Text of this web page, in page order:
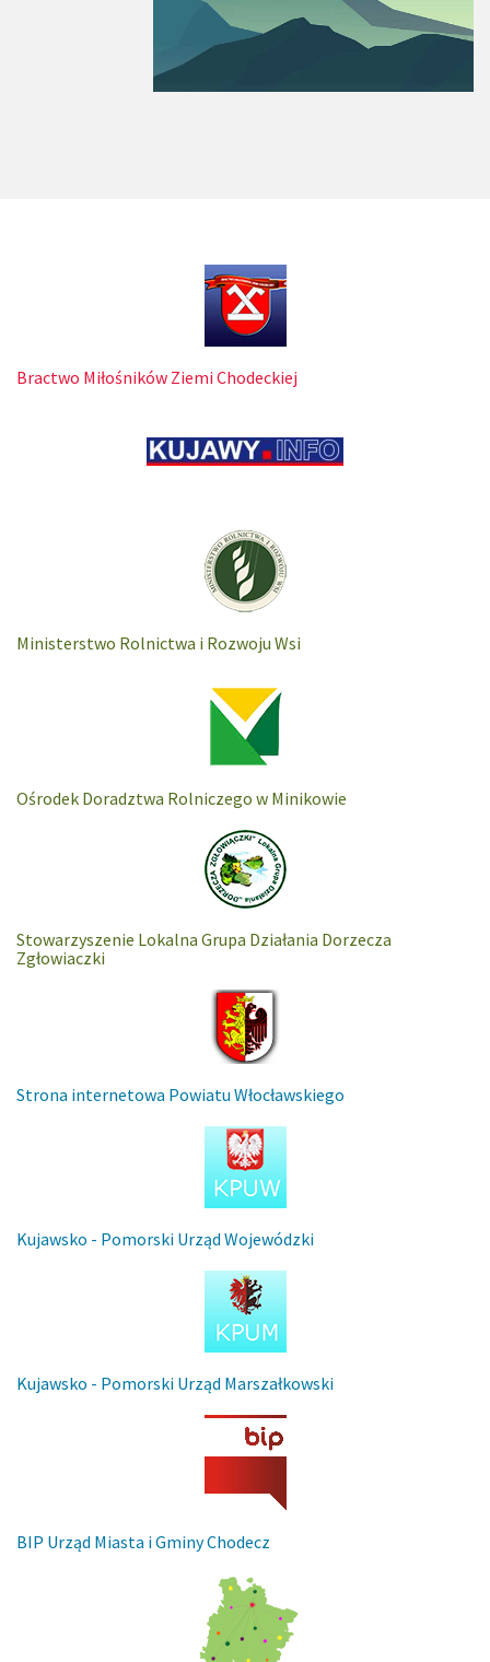
Bractwo Miłośników Ziemi Chodeckiej
Ministerstwo Rolnictwa i Rozwoju Wsi
Ośrodek Doradztwa Rolniczego w Minikowie
Stowarzyszenie Lokalna Grupa Działania Dorzecza
Zgłowiaczki
Strona internetowa Powiatu Włocławskiego
Kujawsko - Pomorski Urząd Wojewódzki
Kujawsko - Pomorski Urząd Marszałkowski
BIP Urząd Miasta i Gminy Chodecz